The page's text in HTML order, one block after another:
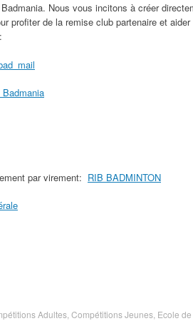
Nous vous incitons à créer
profiter de la remise club partenaire et
par virement: RIB BADMINTON
Adultes Compétitions Jeunes Ecole